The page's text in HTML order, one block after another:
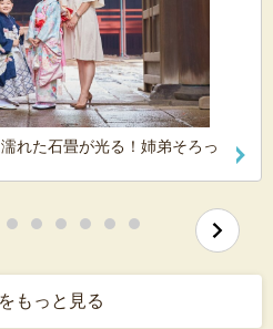
れた石畳が光る！姉弟そろっ
もっと見る